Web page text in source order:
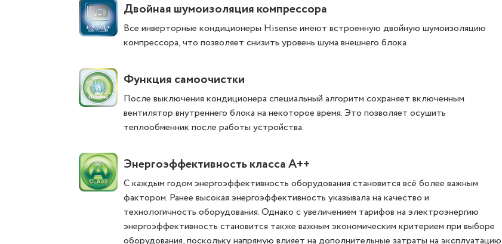
Двойная шумоизоляция компрессора
Все инверторные кондиционеры Hisense имеют встроенную двойную шумоизоляцию
компрессора, что позволяет снизить уровень шума внешнего блока
Функция самоочистки
После выключения кондиционера специальный алгоритм сохраняет включенным
вентилятор внутреннего блока на некоторое время. Это позволяет осушить
теплообменник после работы устройства.
Энергоэффективность класса А++
С каждым годом энергоэффективность оборудования становится всё более важным
фактором. Ранее высокая энергоэффективность указывала на качество и
технологичность оборудования. Однако с увеличением тарифов на электроэнергию
энергоэффективность становится также важным экономическим критерием при выборе
оборудования, поскольку напрямую влияет на дополнительные затраты на эксплуатацию